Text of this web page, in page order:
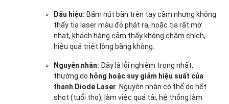
Dấu hiệu: Bấm nút bắn trên tay cầm nhưng không
thấy tia laser màu đỏ phát ra, hoặc tia rất mờ
nhạt, khách hàng cảm thấy không châm chích,
hiệu quả triệt lông bằng không.
Nguyên nhân: Đây là lỗi nghiêm trọng nhất,
thường do hỏng hoặc suy giảm hiệu suất của
thanh Diode Laser . Nguyên nhân có thể do hết
shot (tuổi thọ), làm việc quá tải, hệ thống làm